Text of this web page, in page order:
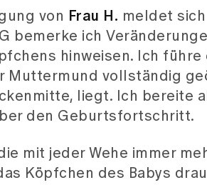
von Frau H. meldet sich
bemerke ich
hinweisen. Ich
Muttermund vollständig
liegt. Ich bereite
den Geburtsfortschritt.
mit jeder Wehe immer
Köpfchen des Babys